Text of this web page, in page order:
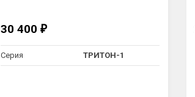
30 400 ₽
Серия ТРИТОН-1